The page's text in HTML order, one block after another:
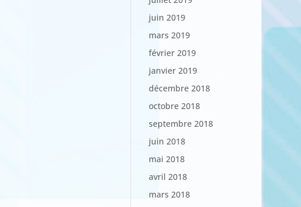
juin 2019
mars 2019
février 2019
janvier 2019
décembre 2018
octobre 2018
septembre 2018
juin 2018
mai 2018
avril 2018
mars 2018